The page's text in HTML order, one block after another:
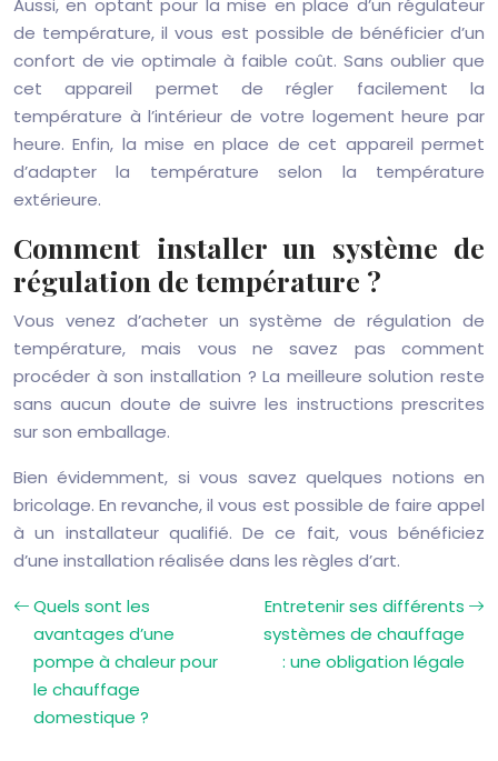
Aussi, en optant pour la mise en place d’un régulateur
de température, il vous est possible de bénéficier d’un
confort de vie optimale à faible coût. Sans oublier que
cet appareil permet de régler facilement la
température à l’intérieur de votre logement heure par
heure. Enfin, la mise en place de cet appareil permet
d’adapter la température selon la température
extérieure.
Comment installer un système de
régulation de température ?
Vous venez d’acheter un système de régulation de
température, mais vous ne savez pas comment
procéder à son installation ? La meilleure solution reste
sans aucun doute de suivre les instructions prescrites
sur son emballage.
Bien évidemment, si vous savez quelques notions en
bricolage. En revanche, il vous est possible de faire appel
à un installateur qualifié. De ce fait, vous bénéficiez
d’une installation réalisée dans les règles d’art.
Quels sont les
avantages d’une
pompe à chaleur pour
le chauffage
domestique ?
Entretenir ses différents
systèmes de chauffage
: une obligation légale